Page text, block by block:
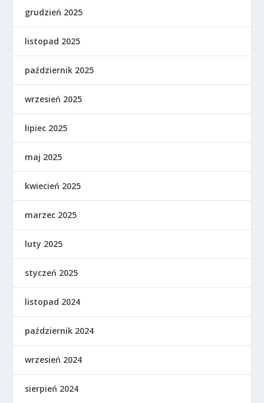
grudzień 2025
listopad 2025
październik 2025
wrzesień 2025
lipiec 2025
maj 2025
kwiecień 2025
marzec 2025
luty 2025
styczeń 2025
listopad 2024
październik 2024
wrzesień 2024
sierpień 2024